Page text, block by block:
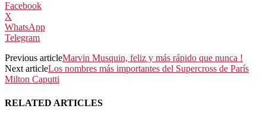
Facebook
X
WhatsApp
Telegram
Previous articleMarvin Musquin, feliz y más rápido que nunca !
Next articleLos nombres más importantes del Supercross de París
Milton Caputti
RELATED ARTICLES